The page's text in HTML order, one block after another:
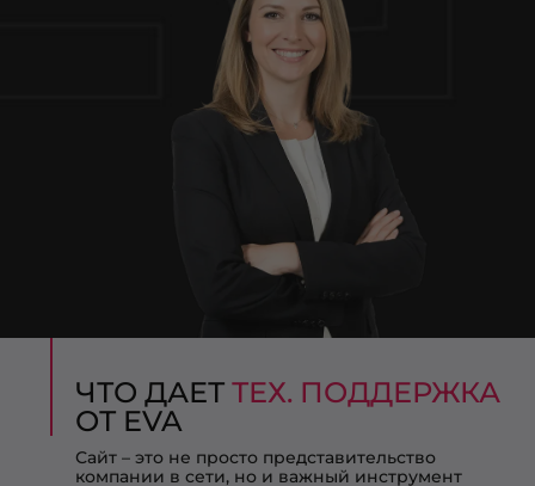
ЧТО ДАЕТ ТЕХ. ПОДДЕРЖКА
ОТ EVA
Сайт – это не просто представительство
компании в сети, но и важный инструмент